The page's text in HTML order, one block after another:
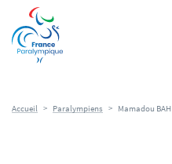
Accueil > Paralympiens > Mamadou BAH
Panneau de gestion des cookies